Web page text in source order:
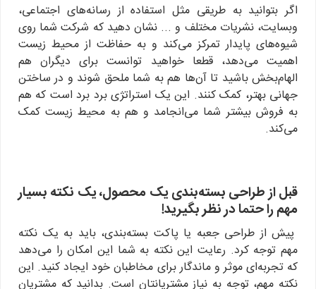
اگر بتوانید به طریقی مثل استفاده از رسانه‌های اجتماعی،
وبسایت، نشریات مختلف و ... نشان دهید که شرکت شما روی
شیوه‌های پایدار تمرکز می‌کند و به حفاظت از محیط زیست
اهمیت می‌دهد، قطعا خواهید توانست برای دیگران هم
الهام‌بخش باشید تا آن‌ها هم به شما ملحق شوند و در ساختن
جهانی بهتر، کمک کنند. این یک استراتژی برد برد است که هم
به فروش بیشتر شما می‌انجامد و هم به محیط زیست کمک
می‌کند.
قبل از طراحی بسته‌بندی یک محصول، یک نکته بسیار
مهم را حتما در نظر بگیرید!
پیش از طراحی جعبه یا پاکت بسته‌بندی، باید به یک نکته
مهم توجه کرد. رعایت این نکته به شما این امکان را می‌دهد
که تجربه‌ای موثر و ماندگار برای مخاطبان خود ایجاد کنید. این
نکته مهم، توجه به نیاز مشتریانتان است. بدانید که مشتریان